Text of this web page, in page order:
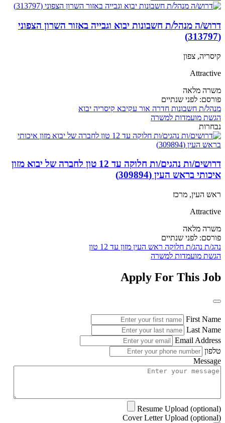
דרוש/ה מנהל/ת חשבונות יבוא וגבייה באזור השרון הצפוני
(313797)
קיסריה, צפון
Attractive
משרה מלאה
פורסם: לפני שנתיים
מנהל/ת חשבונות חדרה אור עקיבא קיסריה יבוא
הגשת מועמדות למשרה
נבחרות
דרושים/ות נהגים/ות חלוקה עד 12 טון לחברה של יבוא מזון
איכותי בראש העין (309894)
ראש העין, מרכז
Attractive
משרה מלאה
פורסם: לפני שנתיים
נהג/ת נהג/ת חלוקה ראש העין מזון עד 12 טון
הגשת מועמדות למשרה
Apply For This Job
First Name
Last Name
Email Address
טלפון
Message
Resume Upload (optional)
Cover Letter Upload (optional)